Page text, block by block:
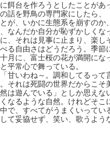
餌台を作ろうとしたことがあ
話を野鳥の専門家にしたら
が、いかに生態系を崩すの
なんだか自分が恥ずかしく
、それは見事に止まり、楽
る自由さはどうだろう。季
月に、富士桜の花が満開に
平常心で舞っている。
甘いわね～。調和してるって
それは死闘の世界だからこ
は遊んでいる」としか思え
なるような自然。けれどそ
で、すべてがうまくいって
て妥協せず、笑い、歌うよう